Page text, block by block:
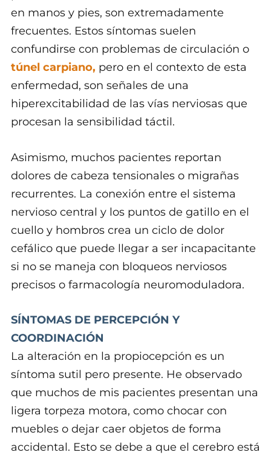
en manos y pies, son extremadamente
frecuentes. Estos síntomas suelen
confundirse con problemas de circulación o
túnel carpiano, pero en el contexto de esta
enfermedad, son señales de una
hiperexcitabilidad de las vías nerviosas que
procesan la sensibilidad táctil.
Asimismo, muchos pacientes reportan
dolores de cabeza tensionales o migrañas
recurrentes. La conexión entre el sistema
nervioso central y los puntos de gatillo en el
cuello y hombros crea un ciclo de dolor
cefálico que puede llegar a ser incapacitante
si no se maneja con bloqueos nerviosos
precisos o farmacología neuromoduladora.
SÍNTOMAS DE PERCEPCIÓN Y
COORDINACIÓN
La alteración en la propiocepción es un
síntoma sutil pero presente. He observado
que muchos de mis pacientes presentan una
ligera torpeza motora, como chocar con
muebles o dejar caer objetos de forma
accidental. Esto se debe a que el cerebro está